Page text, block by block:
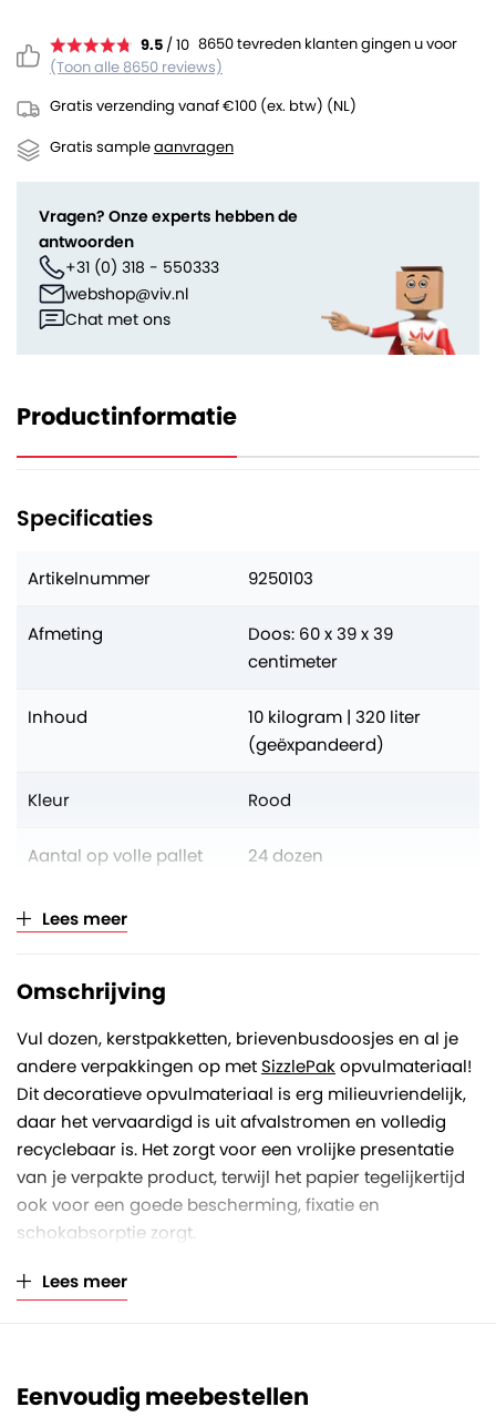
9.5 / 10 8650 tevreden klanten gingen u voor
(Toon alle 8650 reviews)
Gratis verzending vanaf €100 (ex. btw) (NL)
Gratis sampleaanvragen
Vragen? Onze experts hebben de
antwoorden
+31 (0) 318 - 550333
webshop@viv.nl
Chat met ons
Productinformatie
Specificaties
Artikelnummer 9250103
Afmeting
Doos: 60 x 39 x 39
centimeter
Inhoud
10 kilogram | 320 liter
(geëxpandeerd)
Kleur Rood
Aantal op volle pallet 24 dozen
Verkoopeenheid
Lees meer
Omschrijving
Vul dozen, kerstpakketten, brievenbusdoosjes en al je
andere verpakkingen op met SizzlePakopvulmateriaal!
Dit decoratieve opvulmateriaal is erg milieuvriendelijk,
daar het vervaardigd is uit afvalstromen en volledig
recyclebaar is. Het zorgt voor een vrolijke presentatie
van je verpakte product, terwijl het papier tegelijkertijd
ook voor een goede bescherming, fixatie en
schokabsorptie zorgt.
De kleur van deze SizzlePak is ‘Deep Red, ofwel
dieprood. Het is gesneden naar kleine strookjes welke
centimeter lang.
Lees meer
Eenvoudig meebestellen